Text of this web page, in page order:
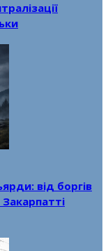
від боргів